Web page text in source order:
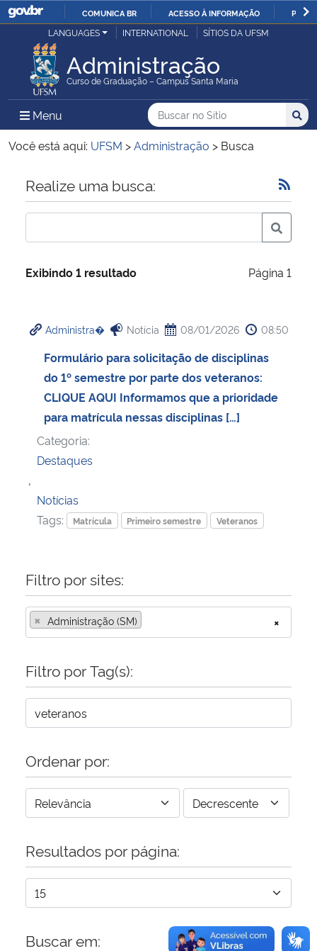
IR
O
COMUNICA BR ACESSO À INFORMAÇÃO
Ministério da Justiça e Segurança Pública
Ministério da Defesa
Ministério das Relações Exteriores
Ministério da Economia
Ministério da Infraestrutura
Ministério da Cidadania
Ministério de Minas e Energia
Ministério da Ciência, Tecnologia, Inovações e Comunicações
Ministério do Turismo
Controladoria-Geral da União
Ministério da Mulher, da Família e dos Direitos Humanos
Secretaria-Geral
Advocacia-Geral da União
Banco Central do Brasil
Planalto
LANGUAGES INTERNATIONAL SÍTIOS DA UFSM
Administração
Curso de Graduação – Campus Santa Maria
Menu Menu Principal do Sítio
Busca
Buscar no no Sítio
Busca:
Você está aqui: UFSM >Administração > Busca
Início do conteúdo
Realize uma busca:
Exibindo 1 resultado Página 1
Administra� Notícia 08/01/2026 08:50
Formulário para solicitação de disciplinas
do 1º semestre por parte dos veteranos:
CLIQUE AQUI Informamos que a prioridade
para matrícula nessas disciplinas […]
Categoria:
Destaques
,
Notícias
Tags:
Matrícula Primeiro semestre Veteranos
Filtro por sites:
×
× Administração (SM)
Filtro por Tag(s):
Ordenar por:
Resultados por página:
Buscar em: